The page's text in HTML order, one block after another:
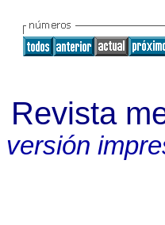
Revista
versión